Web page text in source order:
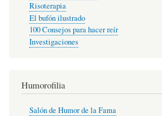
Risoterapia
El bufón ilustrado
100 Consejos para hacer reír
Investigaciones
Humorofilia
Salón de Humor de la Fama